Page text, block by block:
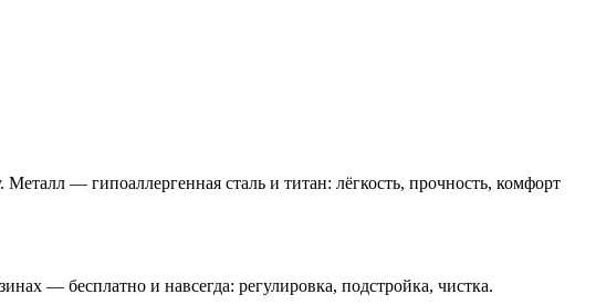
— гипоаллергенная сталь и титан: лёгкость, прочность, комфорт
— бесплатно и навсегда: регулировка, подстройка, чистка.